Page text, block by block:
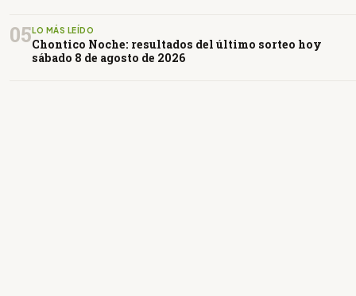
05LO MÁS LEÍDO
Chontico Noche: resultados del último sorteo hoy
sábado 8 de agosto de 2026